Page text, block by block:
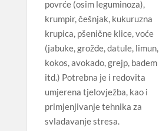
povrće (osim leguminoza),
krumpir, češnjak, kukuruzna
krupica, pšenične klice, voće
(jabuke, grožđe, datule, limun,
kokos, avokado, grejp, badem
itd.) Potrebna je i redovita
umjerena tjelovježba, kao i
primjenjivanje tehnika za
svladavanje stresa.